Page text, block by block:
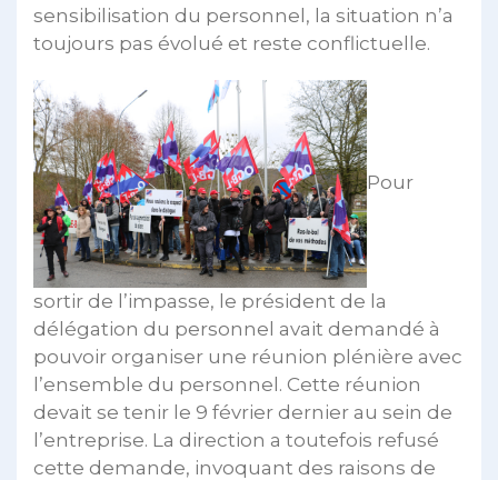
sensibilisation du personnel, la situation n’a
toujours pas évolué et reste conflictuelle.
Pour
sortir de l’impasse, le président de la
délégation du personnel avait demandé à
pouvoir organiser une réunion plénière avec
l’ensemble du personnel. Cette réunion
devait se tenir le 9 février dernier au sein de
l’entreprise. La direction a toutefois refusé
cette demande, invoquant des raisons de